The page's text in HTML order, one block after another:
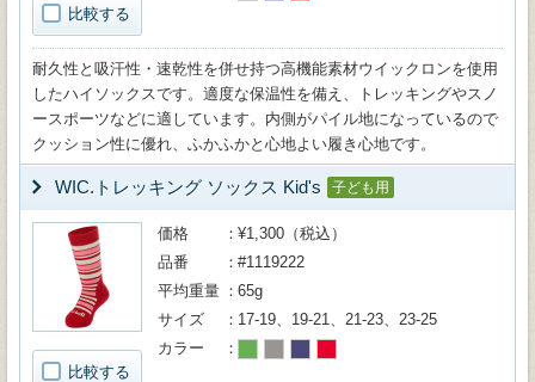
比較する
耐久性と吸汗性・速乾性を併せ持つ高機能素材ウイックロンを使用
したハイソックスです。適度な保温性を備え、トレッキングやスノ
ースポーツなどに適しています。内側がパイル地になっているので
クッション性に優れ、ふかふかと心地よい履き心地です。
WIC.トレッキング ソックス Kid's 子ども用
比較する
価格
¥1,300（税込）
品番
#1119222
平均重量
65g
サイズ
17-19、19-21、21-23、23-25
カラー